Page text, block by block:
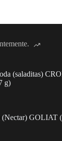
(saladitas)
g)
(Nectar) GOLIAT